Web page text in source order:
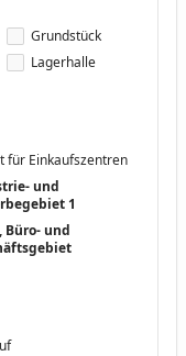
Grundstück
Lagerhalle
für Einkaufszentren
und
1
Büro- und